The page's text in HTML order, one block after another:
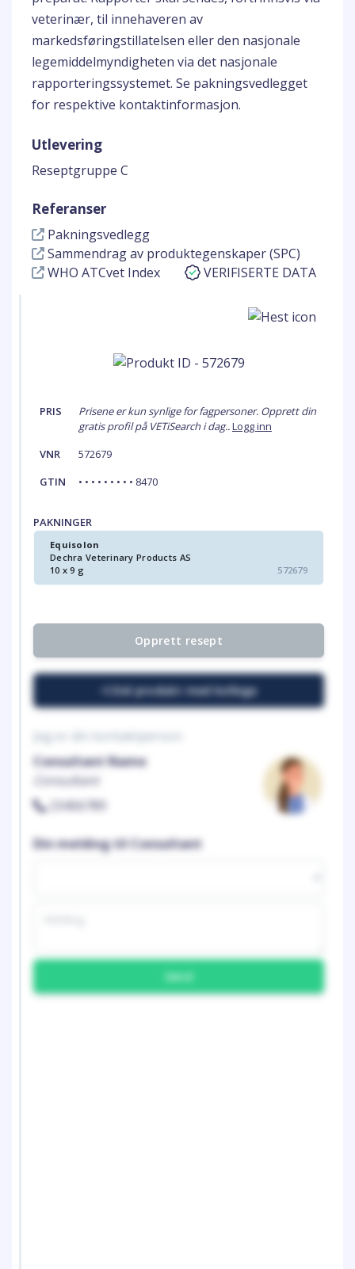
veterinær, til innehaveren av
markedsføringstillatelsen eller den nasjonale
legemiddelmyndigheten via det nasjonale
rapporteringssystemet. Se pakningsvedlegget
for respektive kontaktinformasjon.
Utlevering
Reseptgruppe C
Referanser
Pakningsvedlegg
Sammendrag av produktegenskaper (SPC)
WHO ATCvet Index
VERIFISERTE DATA
PRIS
Prisene er kun synlige for fagpersoner. Opprett din
gratis profil på VETiSearch i dag..Logg inn
VNR
572679
GTIN
• • • • • • • • • 8470
PAKNINGER
Equisolon
Dechra Veterinary Products AS
10 x 9 g
572679
Opprett resept
Del produkt med kollega
Jeg er din kontaktperson
Consultant Name
Consultant
23456789
Din melding til Consultant
Send